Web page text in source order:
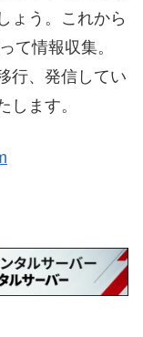
ょう。これから
て情報収集。
行、発信してい
します。